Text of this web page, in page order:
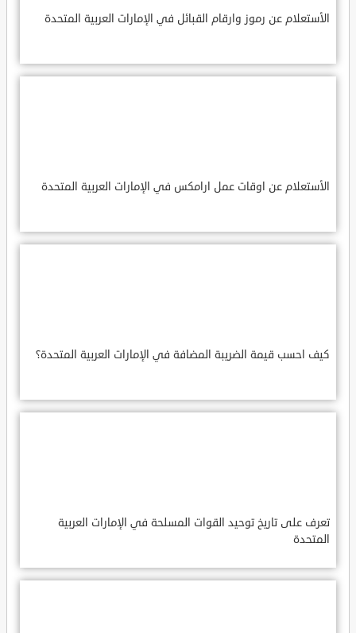
الأستعلام عن رموز وارقام القبائل في الإمارات العربية المتحدة
الأستعلام عن اوقات عمل ارامكس في الإمارات العربية المتحدة
كيف احسب قيمة الضريبة المضافة في الإمارات العربية المتحدة؟
تعرف على تاريخ توحيد القوات المسلحة في الإمارات العربية
المتحدة